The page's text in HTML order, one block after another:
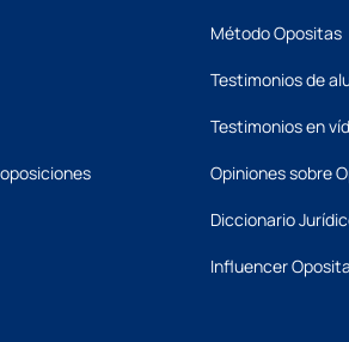
Método Opositas
Testimonios de
Testimonios en
Opiniones sobre
Diccionario
Influencer